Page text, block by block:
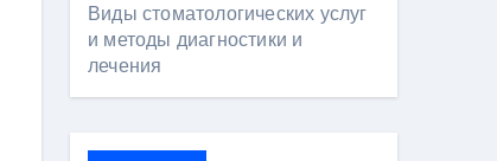
Виды стоматологических услуг
и методы диагностики и
лечения